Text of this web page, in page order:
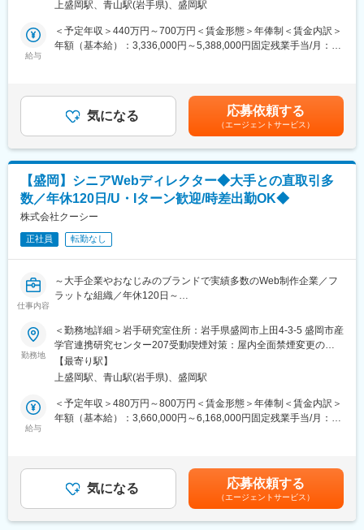
規模の案件に挑戦できる環境が整っています。少数精鋭のチーム
中心として、組織づくりにも関われるやりがいのあるポジション
です。
freee株式会社：コーポレートサイト／採用サイト
株式会社ツムラ：「ツムラ漢方記念館」プロモーションサイト
PLUS：「Plus Design X」プロモーションサイト
SUUMO：Webサービスサイト
ラクスル：Webサービスサイト、CI
岩手銀行：コーポレートサイト・アプリ ※IWATE ADC
Competition&Award受賞
◇制作実績：https://coosy.co.jp/work/
Webサイト、アプリなどソフトウェア開発のプロジェクトに参加
していただきます。
コスト管理をしつつ、プログラマーやオフショアチームをはじ
今回の募集では、上記業務に加え、岩手研究室の組織運営にも積
極的に関与し、チームを牽引していただくことを期待していま
る方からの応募をお待ちしております。
■業務詳細：
◇Webサイト・アプリ設計、要件定義、運用
◇サーバ構築、DB設計
◇プロジェクトの推進、開発進行管理、アサイン管理
◇システム開発の領域における見積もり作成
◇開発チームのディレクション（オフショアチームも巻き込んだ
ディレクション）
◇クライアントとの折衝
◇開発プロジェクトの事例
◇コーポレートサイト
◇オウンドメディアサイト
◇ビジネスマッチングサービス
【制作実績】https://coosy.co.jp/work/
■当社について：
当社は、Web制作会社として25年間に渡り、日本を代表するWeb
サービス、コーポレートサイト、Webメディアなど、多くのサイ
上盛岡駅、青山駅(岩手県)、盛岡駅
給与
＜予定年収＞440万円～700万円＜賃金形態＞年俸制＜賃金内訳＞
年額（基本給）：3,336,000円～5,388,000円固定残業手当/月：
給与補足＞■昇給：年2回（4月・10月）■賞与：実績賞与（9月／
業績による）※別途皆勤手当1万円／月の支給あり賃金はあくまで
も目安の金額であり、選考を通じて上下する可能性があります。
月給(月額)は固定手当を含めた表記です。
気になる 応募依頼する
（エージェントサービス）
【盛岡】シニアWebディレクター◆大手との直取引多
数／年休120日/U・Iターン歓迎/時差出勤OK◆
株式会社クーシー
正社員 転勤なし
仕事内容
～大手企業やおなじみのブランドで実績多数のWeb制作企業／フ
ラットな組織／年休120日～
■業務内容：
『スタディサプリ』や『ラクスル』等のWebサービスの立ち上げ
や、『パーソルホールディングス』『freee』等の大手企業コーポ
レートサイトのリニューアルなど、様々なプロジェクトのディレ
クションをお任せします。
ディレクターとしてのミッションは、お客様の事業成功や課題解
決の実現です。デザイナーやエンジニア、プロデューサー、営
また、組織運営にも関与し、チームを牽引していただくことを期
待しています。
勤務地
＜勤務地詳細＞岩手研究室住所：岩手県盛岡市上田4-3-5 盛岡市産
学官連携研究センター207受動喫煙対策：屋内全面禁煙変更の範
囲：会社の定める範囲（双方合意のうえ他拠点へ異動の可能性が
ございますが、基本的にはありません）
【最寄り駅】
上盛岡駅、青山駅(岩手県)、盛岡駅
給与
＜予定年収＞480万円～800万円＜賃金形態＞年俸制＜賃金内訳＞
年額（基本給）：3,660,000円～6,168,000円固定残業手当/月：
給与補足＞■昇給：年2回（4月・10月）■賞与：実績賞与（9月／
業績による）※別途皆勤手当1万円／月の支給あり賃金はあくまで
も目安の金額であり、選考を通じて上下する可能性があります。
月給(月額)は固定手当を含めた表記です。
気になる 応募依頼する
（エージェントサービス）